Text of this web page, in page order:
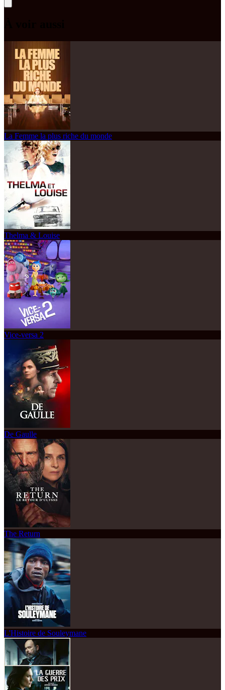
La Femme la plus riche du monde
Thelma & Louise
Vice-versa 2
De Gaulle
The Return
L'Histoire de Souleymane